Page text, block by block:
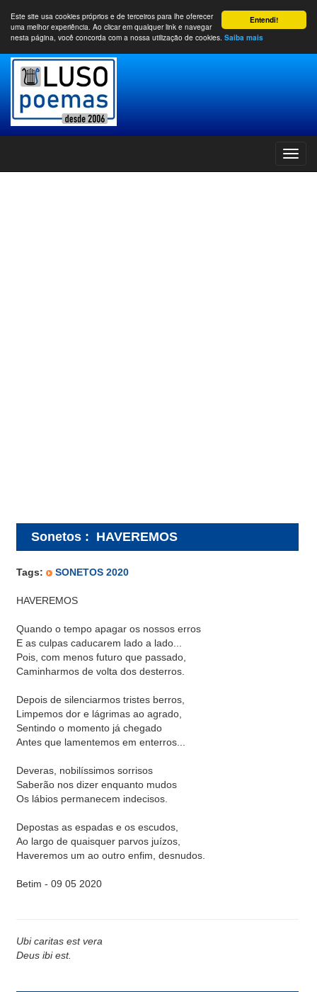
Entendi!
Este site usa cookies próprios e de terceiros para lhe oferecer
uma melhor experiência. Ao clicar em qualquer link e navegar
nesta página, você concorda com a nossa utilização de cookies. Saiba mais
Sonetos : HAVEREMOS
Tags: SONETOS 2020
HAVEREMOS
Quando o tempo apagar os nossos erros
E as culpas caducarem lado a lado...
Pois, com menos futuro que passado,
Caminharmos de volta dos desterros.
Depois de silenciarmos tristes berros,
Limpemos dor e lágrimas ao agrado,
Sentindo o momento já chegado
Antes que lamentemos em enterros...
Deveras, nobilíssimos sorrisos
Saberão nos dizer enquanto mudos
Os lábios permanecem indecisos.
Depostas as espadas e os escudos,
Ao largo de quaisquer parvos juízos,
Haveremos um ao outro enfim, desnudos.
Betim - 09 05 2020
Ubi caritas est vera
Deus ibi est.